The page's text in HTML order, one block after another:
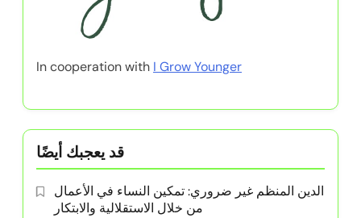
In cooperation with I Grow Younger
قد يعجبك أيضًا
الدين المنظم غير ضروري: تمكين النساء في الأعمال
من خلال الاستقلالية والابتكار